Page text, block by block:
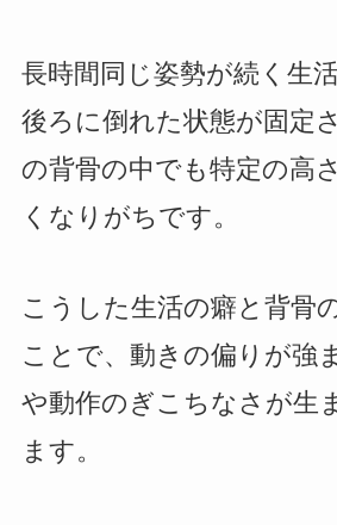
長時間同じ姿勢が続く生
後ろに倒れた状態が固定
の背骨の中でも特定の高
くなりがちです。
こうした生活の癖と背骨
ことで、動きの偏りが強
や動作のぎこちなさが生
ます。